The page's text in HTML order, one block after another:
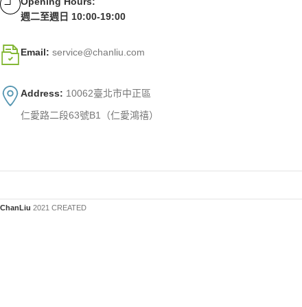
週二至週日 10:00-19:00
Email: service@chanliu.com
Address: 10062臺北市中正區
仁愛路二段63號B1（仁愛鴻禧）
ChanLiu 2021 CREATED